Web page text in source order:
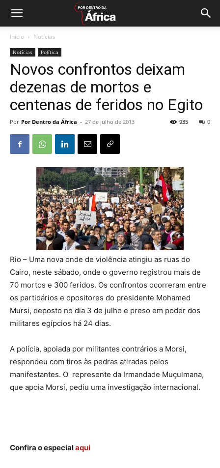
Início Notícias
Notícias Política
Novos confrontos deixam
dezenas de mortos e
centenas de feridos no Egito
Por Por Dentro da África - 27 de julho de 2013 0
935
Rio – Uma nova onde de violência atingiu as ruas do
Cairo, neste sábado, onde o governo registrou mais de
70 mortos e 300 feridos. Os confrontos ocorreram entre
os partidários e opositores do presidente Mohamed
Mursi, deposto no dia 3 de julho e preso em poder dos
militares egípcios há 24 dias.
A polícia, apoiada por militantes contrários a Morsi,
respondeu com tiros às pedras atiradas pelos
manifestantes. O represente da Irmandade Muçulmana,
que apoia Morsi, pediu uma investigação internacional.
Confira o especialaqui